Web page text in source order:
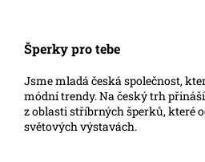
Šperky pro tebe
Jsme mladá česká společnost,
módní trendy. Na český trh
z oblasti stříbrných šperků, které
světových výstavách.